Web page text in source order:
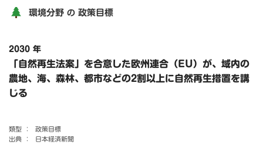
環境分野 の 政策目標
2030 年
「自然再生法案」を合意した欧州連合（EU）が、域内の
農地、海、森林、都市などの2割以上に自然再生措置を講
じる
類型 ：
政策目標
出典 ：
日本経済新聞